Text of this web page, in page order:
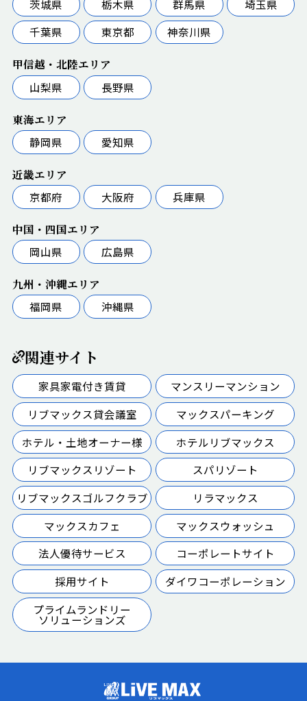
茨城県
栃木県 群馬県
埼玉県
千葉県
東京都 神奈川県
甲信越・北陸エリア
山梨県
長野県
東海エリア
静岡県
愛知県
近畿エリア
京都府
大阪府 兵庫県
中国・四国エリア
岡山県
広島県
九州・沖縄エリア
福岡県
沖縄県
関連サイト
家具家電付き賃貸
マンスリーマンション
リブマックス貸会議室
マックスパーキング
ホテル・土地オーナー様
ホテルリブマックス
リブマックスリゾート
スパリゾート
リブマックスゴルフクラブ
リラマックス
マックスカフェ
マックスウォッシュ
法人優待サービス
コーポレートサイト
採用サイト
ダイワコーポレーション
プライムランドリー
ソリューションズ